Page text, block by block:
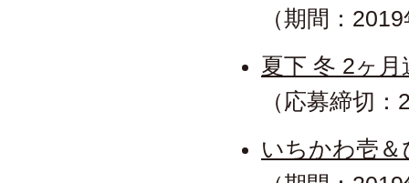
（期間：
夏下 冬 2ヶ
（応募締切
いちかわ壱